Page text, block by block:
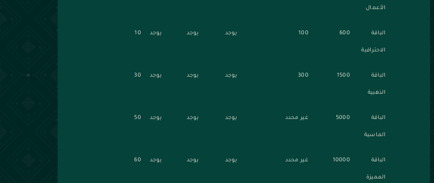
الأعمال
الباقة
الاحترافية
600
100 يوجد يوجد يوجد 10
الباقة
الذهبية
1500
300 يوجد يوجد يوجد 30
الباقة
الماسية
5000 غير محدد يوجد يوجد يوجد 50
الباقة
المميزة
10000 غير محدد يوجد يوجد يوجد 60